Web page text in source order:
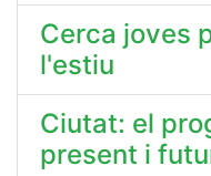
Cerca joves
l'estiu
Ciutat: el
present i